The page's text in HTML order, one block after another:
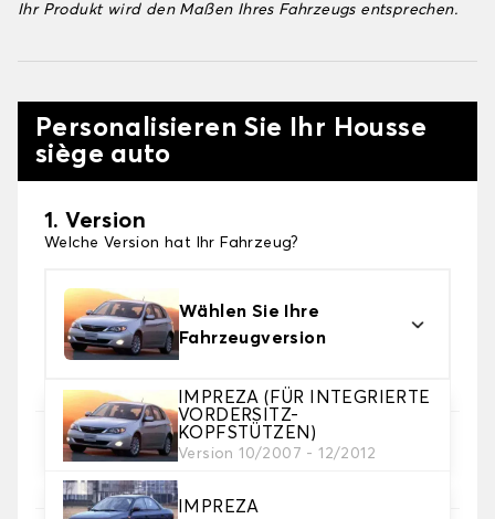
Ihr Produkt wird den Maßen Ihres Fahrzeugs entsprechen.
Personalisieren Sie Ihr Housse
siège auto
1. Version
Welche Version hat Ihr Fahrzeug?
Wählen Sie Ihre
Fahrzeugversion
IMPREZA (FÜR INTEGRIERTE
VORDERSITZ-
KOPFSTÜTZEN)
Version 10/2007 - 12/2012
IMPREZA
2. Satz von Bezügen